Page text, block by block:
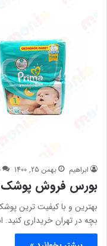
ابراهیم بهمن 25, 1400
بورس فروش پوشک
بهترین و با کیفیت ترین
بچه در تهران خریداری کنید.